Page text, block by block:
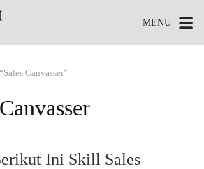
MENU
Canvasser”
Ini Skill Sales